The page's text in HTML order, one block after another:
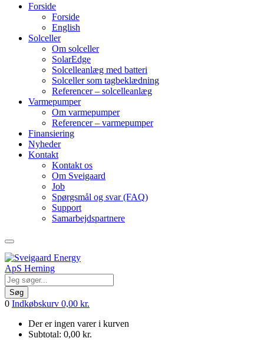
Forside
Forside
English
Solceller
Om solceller
SolarEdge
Solcelleanlæg med batteri
Solceller som tagbeklædning
Referencer – solcelleanlæg
Varmepumper
Om varmepumper
Referencer – varmepumper
Finansiering
Nyheder
Kontakt
Kontakt os
Om Sveigaard
Job
Spørgsmål og svar (FAQ)
Support
Samarbejdspartnere
Søg
0 Indkøbskurv 0,00 kr.
Der er ingen varer i kurven
Subtotal: 0,00 kr.